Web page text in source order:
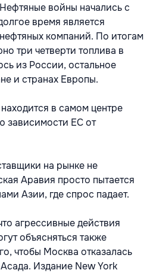
войны начались с
время является
компаний. По итогам
три четверти топлива в
из России, остальное
и странах Европы.
в самом центре
зависимости ЕС от
на рынке не
Аравия просто пытается
Азии, где спрос падает.
агрессивные действия
объясняться также
чтобы Москва отказалась
Издание New York